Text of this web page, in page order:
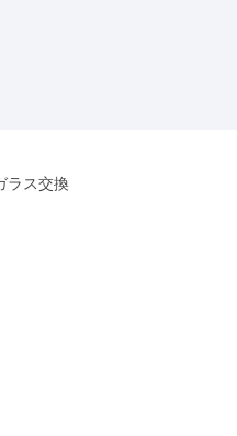
ス交換